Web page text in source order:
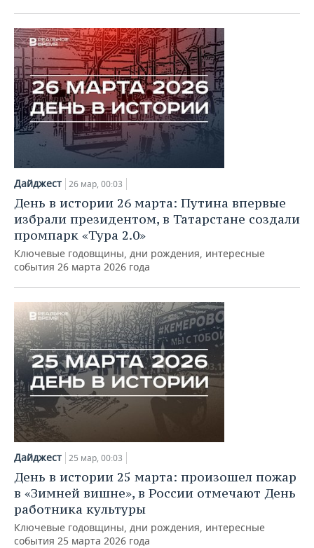
Дайджест 26 мар, 00:03
День в истории 26 марта: Путина впервые
избрали президентом, в Татарстане создали
промпарк «Тура 2.0»
Ключевые годовщины, дни рождения, интересные
события 26 марта 2026 года
Дайджест 25 мар, 00:03
День в истории 25 марта: произошел пожар
в «Зимней вишне», в России отмечают День
работника культуры
Ключевые годовщины, дни рождения, интересные
события 25 марта 2026 года